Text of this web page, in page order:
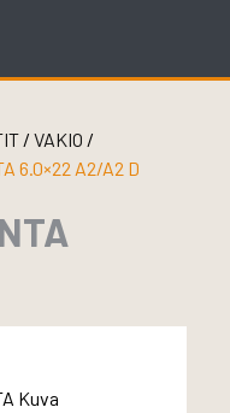
/ VAKIO /
6.0×22 A2/A2 D